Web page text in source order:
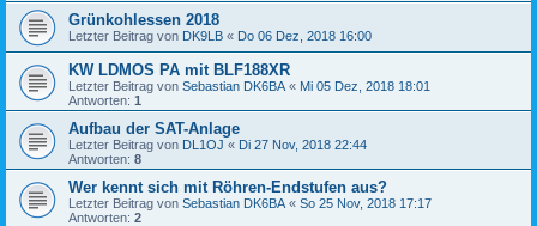
Grünkohlessen 2018
Letzter Beitrag von DK9LB « Do 06 Dez, 2018 16:00
KW LDMOS PA mit BLF188XR
Letzter Beitrag von Sebastian DK6BA « Mi 05 Dez, 2018 18:01
Antworten: 1
Aufbau der SAT-Anlage
Letzter Beitrag von DL1OJ « Di 27 Nov, 2018 22:44
Antworten: 8
Wer kennt sich mit Röhren-Endstufen aus?
Letzter Beitrag von Sebastian DK6BA « So 25 Nov, 2018 17:17
Antworten: 2